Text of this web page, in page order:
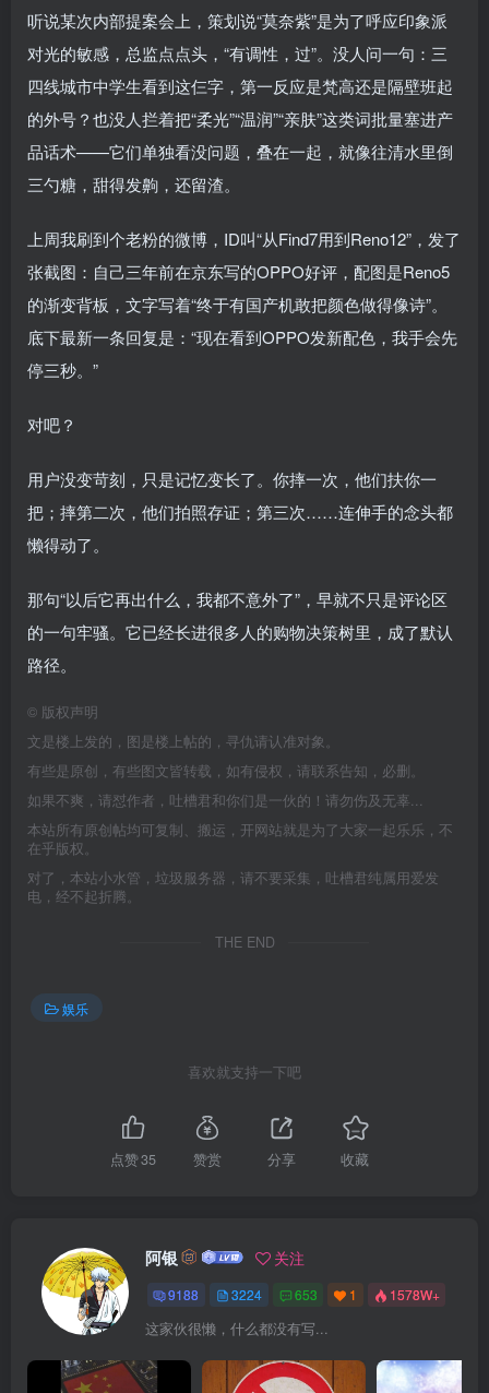
听说某次内部提案会上，策划说“莫奈紫”是为了呼应印象派
对光的敏感，总监点点头，“有调性，过”。没人问一句：三
四线城市中学生看到这仨字，第一反应是梵高还是隔壁班起
的外号？也没人拦着把“柔光”“温润”“亲肤”这类词批量塞进产
品话术——它们单独看没问题，叠在一起，就像往清水里倒
三勺糖，甜得发齁，还留渣。
上周我刷到个老粉的微博，ID叫“从Find7用到Reno12”，发了
张截图：自己三年前在京东写的OPPO好评，配图是Reno5
的渐变背板，文字写着“终于有国产机敢把颜色做得像诗”。
底下最新一条回复是：“现在看到OPPO发新配色，我手会先
停三秒。”
对吧？
用户没变苛刻，只是记忆变长了。你摔一次，他们扶你一
把；摔第二次，他们拍照存证；第三次……连伸手的念头都
懒得动了。
那句“以后它再出什么，我都不意外了”，早就不只是评论区
的一句牢骚。它已经长进很多人的购物决策树里，成了默认
路径。
© 版权声明
文是楼上发的，图是楼上帖的，寻仇请认准对象。
有些是原创，有些图文皆转载，如有侵权，请联系告知，必删。
如果不爽，请怼作者，吐槽君和你们是一伙的！请勿伤及无辜...
本站所有原创帖均可复制、搬运，开网站就是为了大家一起乐乐，不
在乎版权。
对了，本站小水管，垃圾服务器，请不要采集，吐槽君纯属用爱发
电，经不起折腾。
THE END
娱乐
喜欢就支持一下吧
点赞35 赞赏 分享 收藏
阿银 关注
9188 3224 653 1 1578W+
这家伙很懒，什么都没有写...